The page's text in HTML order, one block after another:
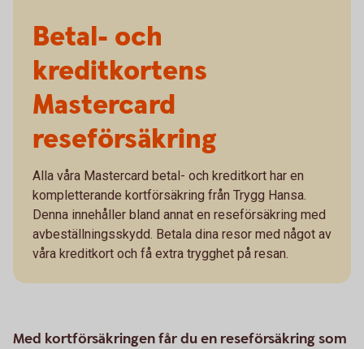
Betal- och
kreditkortens
Mastercard
reseförsäkring
Alla våra Mastercard betal- och kreditkort har en
kompletterande kortförsäkring från Trygg Hansa.
Denna innehåller bland annat en reseförsäkring med
avbeställningsskydd. Betala dina resor med något av
våra kreditkort och få extra trygghet på resan.
Med kortförsäkringen får du en reseförsäkring som